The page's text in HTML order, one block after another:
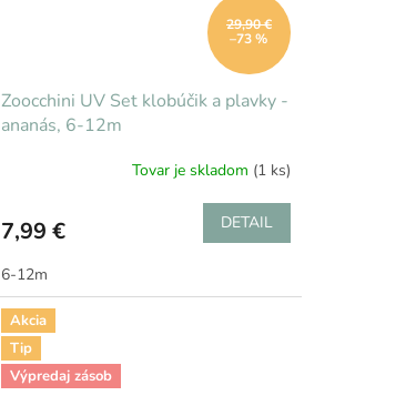
29,90 €
–73 %
Zoocchini UV Set klobúčik a plavky -
ananás, 6-12m
Tovar je skladom (1 ks)
7,99 € DETAIL
6-12m
Akcia
Tip
Výpredaj zásob